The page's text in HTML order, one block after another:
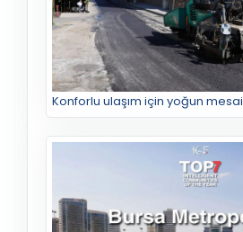
Konforlu ulaşım için yoğun mesai